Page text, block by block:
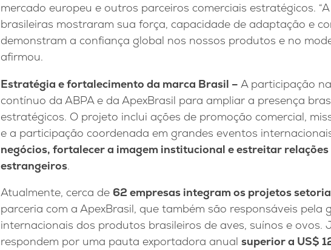
mercado europeu e outros parceiros comerciais estratégicos.
brasileiras mostraram sua força, capacidade de adaptação e
demonstram a confiança global nos nossos produtos e no
afirmou.
Estratégia e fortalecimento da marca Brasil – A participação
contínuo da ABPA e da ApexBrasil para ampliar a presença
estratégicos. O projeto inclui ações de promoção comercial,
e a participação coordenada em grandes eventos
negócios, fortalecer a imagem institucional e estreitar
estrangeiros.
Atualmente, cerca de 62 empresas integram os projetos
parceria com a ApexBrasil, que também são responsáveis pela
internacionais dos produtos brasileiros de aves, suínos e ovos.
respondem por uma pauta exportadora anual superior a US$